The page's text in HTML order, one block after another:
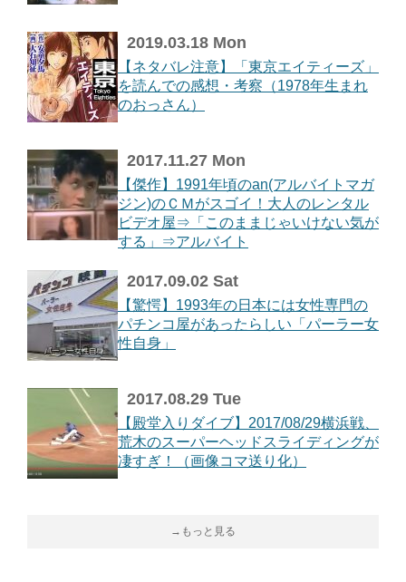
2019.03.18 Mon
【ネタバレ注意】「東京エイティーズ」
を読んでの感想・考察（1978年生まれ
のおっさん）
2017.11.27 Mon
【傑作】1991年頃のan(アルバイトマガ
ジン)のＣＭがスゴイ！大人のレンタル
ビデオ屋⇒「このままじゃいけない気が
する」⇒アルバイト
2017.09.02 Sat
【驚愕】1993年の日本には女性専門の
パチンコ屋があったらしい「パーラー女
性自身」
2017.08.29 Tue
【殿堂入りダイブ】2017/08/29横浜戦、
荒木のスーパーヘッドスライディングが
凄すぎ！（画像コマ送り化）
→もっと見る